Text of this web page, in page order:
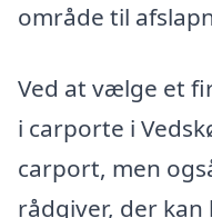
område til
Ved at vælge et
i carporte i
carport, men
rådgiver, der